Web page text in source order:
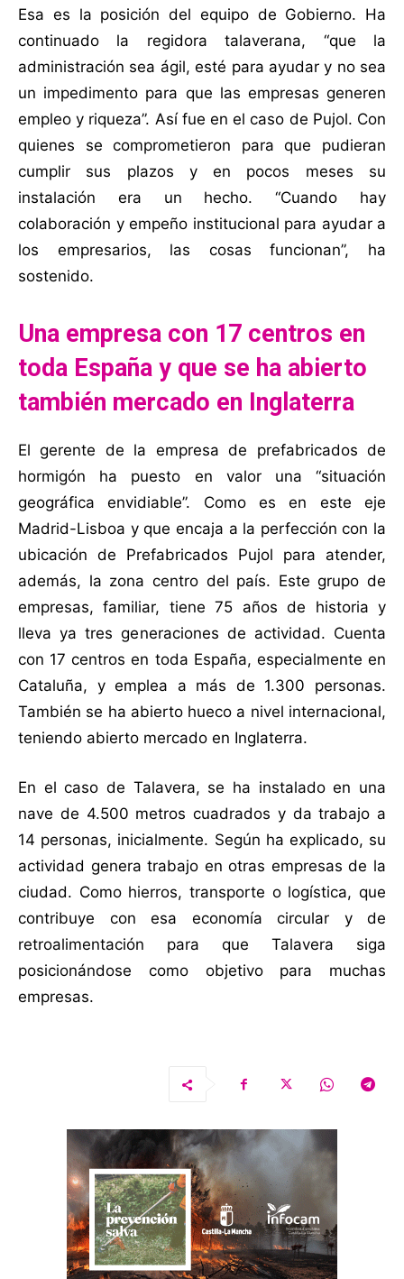
Esa es la posición del equipo de Gobierno. Ha
continuado la regidora talaverana, “que la
administración sea ágil, esté para ayudar y no sea
un impedimento para que las empresas generen
empleo y riqueza”. Así fue en el caso de Pujol. Con
quienes se comprometieron para que pudieran
cumplir sus plazos y en pocos meses su
instalación era un hecho. “Cuando hay
colaboración y empeño institucional para ayudar a
los empresarios, las cosas funcionan”, ha
sostenido.
Una empresa con 17 centros en
toda España y que se ha abierto
también mercado en Inglaterra
El gerente de la empresa de prefabricados de
hormigón ha puesto en valor una “situación
geográfica envidiable”. Como es en este eje
Madrid-Lisboa y que encaja a la perfección con la
ubicación de Prefabricados Pujol para atender,
además, la zona centro del país. Este grupo de
empresas, familiar, tiene 75 años de historia y
lleva ya tres generaciones de actividad. Cuenta
con 17 centros en toda España, especialmente en
Cataluña, y emplea a más de 1.300 personas.
También se ha abierto hueco a nivel internacional,
teniendo abierto mercado en Inglaterra.
En el caso de Talavera, se ha instalado en una
nave de 4.500 metros cuadrados y da trabajo a
14 personas, inicialmente. Según ha explicado, su
actividad genera trabajo en otras empresas de la
ciudad. Como hierros, transporte o logística, que
contribuye con esa economía circular y de
retroalimentación para que Talavera siga
posicionándose como objetivo para muchas
empresas.